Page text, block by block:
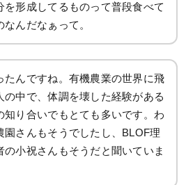
を形成してるものって普段食べて
なんだなぁって。
たんですね。有機農業の世界に飛
の中で、体調を壊した経験がある
知り合いでもとても多いです。わ
園さんもそうでしたし、BLOF理
の小祝さんもそうだと聞いていま